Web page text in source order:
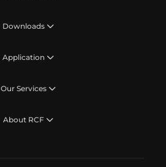
Downloads
Application
Our Services
About RCF